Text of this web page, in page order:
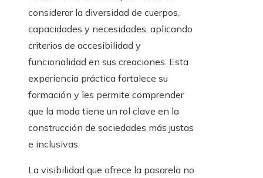
considerar la diversidad de cuerpos,
capacidades y necesidades, aplicando
criterios de accesibilidad y
funcionalidad en sus creaciones. Esta
experiencia práctica fortalece su
formación y les permite comprender
que la moda tiene un rol clave en la
construcción de sociedades más justas
e inclusivas.
La visibilidad que ofrece la pasarela no